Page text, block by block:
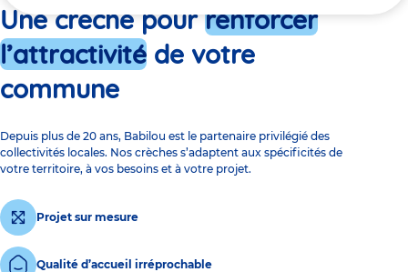
Une crèche pourrenforcer
l’attractivité de votre
commune
Depuis plus de 20 ans, Babilou est le partenaire privilégié des
collectivités locales. Nos crèches s’adaptent aux spécificités de
votre territoire, à vos besoins et à votre projet.
Projet sur mesure
Qualité d’accueil irréprochable